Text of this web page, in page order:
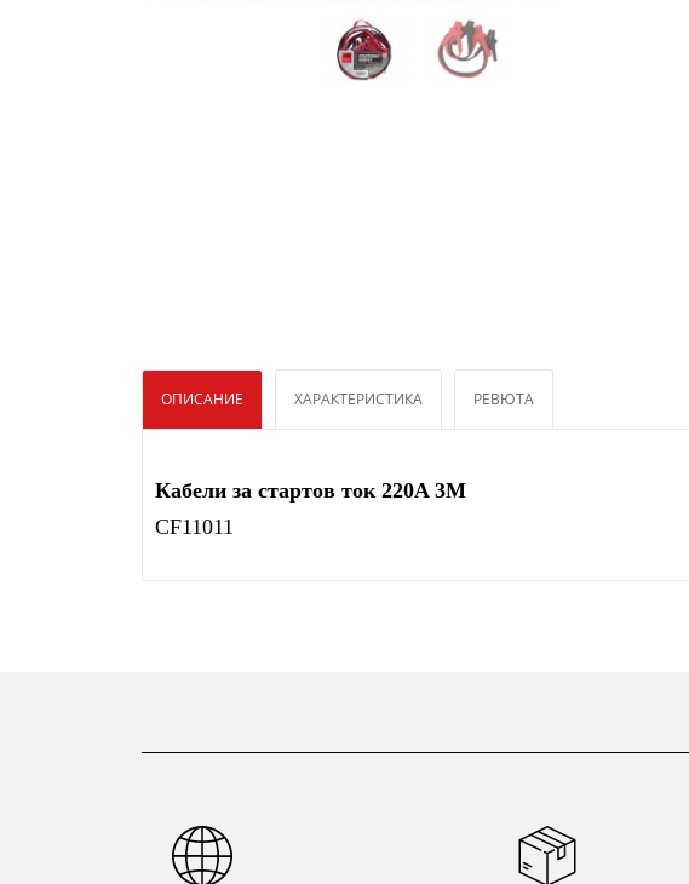
ОПИСАНИЕ ХАРАКТЕРИСТИКА РЕВЮТА
Кабели за стартов ток 220A 3M
CF11011